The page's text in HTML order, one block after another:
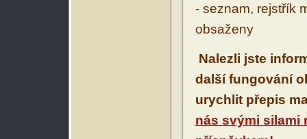
- seznam, rejstřík
obsaženy
Nalezli jste
další fungování
urychlit přepis
nás svými silami